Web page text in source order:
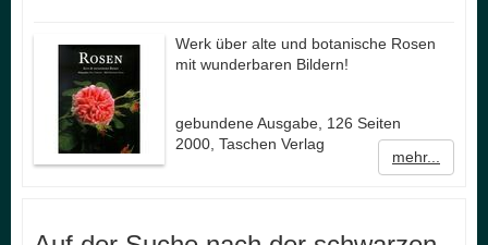
Werk über alte und botanische Rosen
mit wunderbaren Bildern!
gebundene Ausgabe, 126 Seiten
2000, Taschen Verlag
mehr...